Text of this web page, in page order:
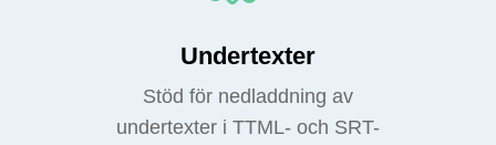
Undertexter
Stöd för nedladdning av
undertexter i TTML- och SRT-